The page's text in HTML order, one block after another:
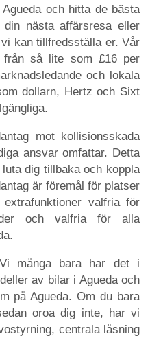
och hitta de bästa
nästa affärsresa eller
kan tillfredsställa er. Vår
från så lite som £16 per
och lokala
dollarn, Hertz och Sixt
mot kollisionsskada
ansvar omfattar. Detta
dig tillbaka och koppla
är föremål för platser
valfria för
och valfria för alla
många bara har det i
av bilar i Agueda och
på Agueda. Om du bara
oroa dig inte, har vi
centrala låsning